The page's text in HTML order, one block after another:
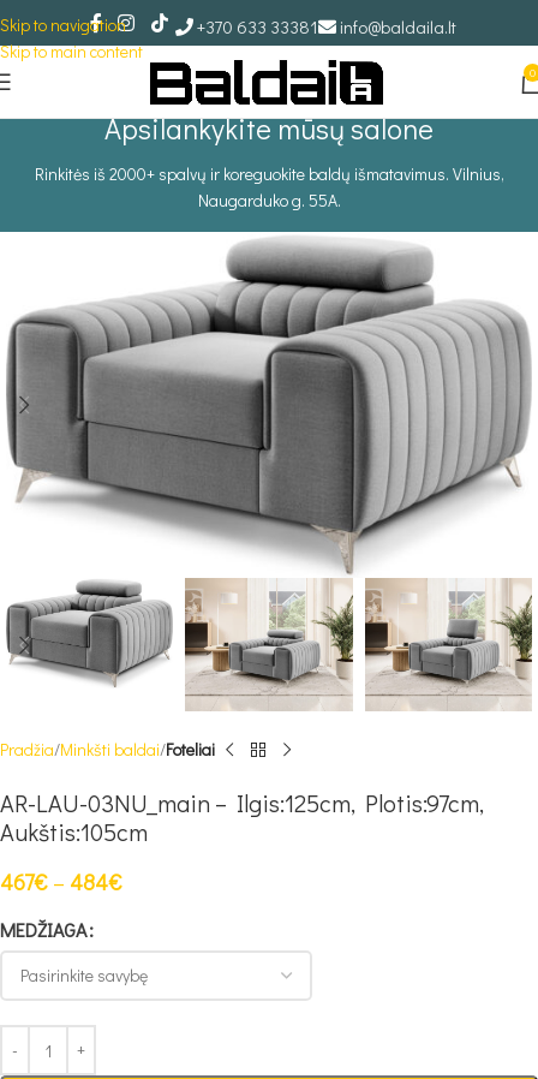
Skip to navigation
Skip to main content
+370 633 33381 info@baldaila.lt
0
Apsilankykite mūsų salone
Rinkitės iš 2000+ spalvų ir koreguokite baldų išmatavimus. Vilnius,
Naugarduko g. 55A.
Pradžia Minkšti baldai Foteliai
AR-LAU-03NU_main – Ilgis:125cm, Plotis:97cm,
Aukštis:105cm
467€ – 484€
MEDŽIAGA